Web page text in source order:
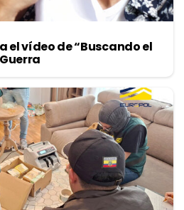
el vídeo de “Buscando el